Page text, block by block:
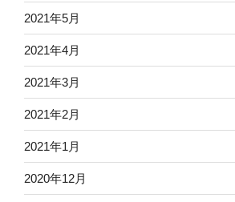
2021年5月
2021年4月
2021年3月
2021年2月
2021年1月
2020年12月